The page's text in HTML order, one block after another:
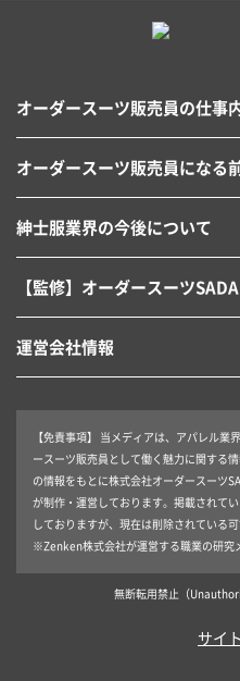
オーダースーツ販売員の仕事
オーダースーツ販売員になる
紳士服業界の今後について
【監修】オーダースーツ
運営会社情報
【免責事項】 当メディアは、アパレル業
ースーツ販売員として働く魅力に関する
の情報をもとに株式会社オーダースーツ
が制作・運営しております。掲載されて
しておりますが、現在は削除されている
※Zenken株式会社が運営する職業の研究
無断転用禁止（
サイ